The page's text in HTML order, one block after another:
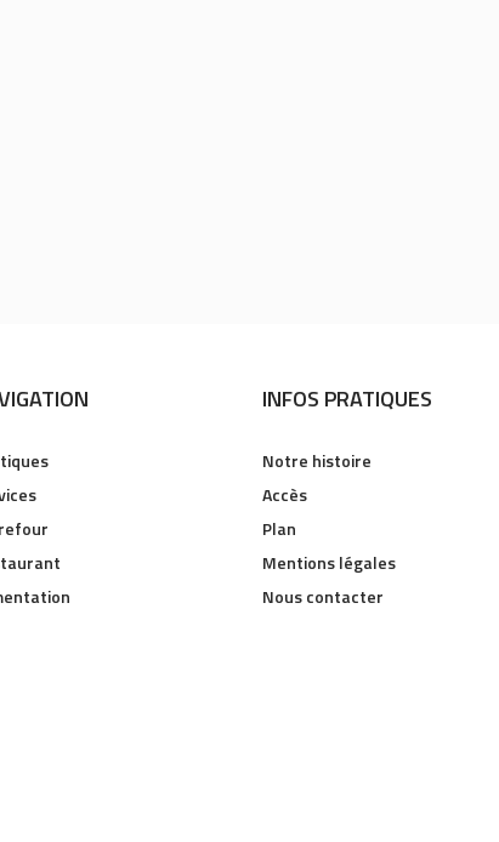
INFOS PRATIQUES
Notre histoire
Accès
Plan
Mentions légales
Nous contacter